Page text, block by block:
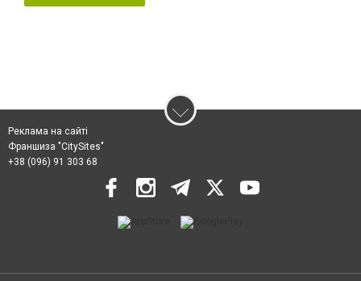
Реклама на сайті
Франшиза "CitySites"
+38 (096) 91 303 68